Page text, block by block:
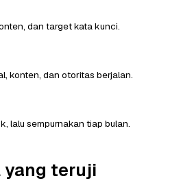
dan target kata kunci.
konten, dan otoritas berjalan.
lalu sempurnakan tiap bulan.
teruji